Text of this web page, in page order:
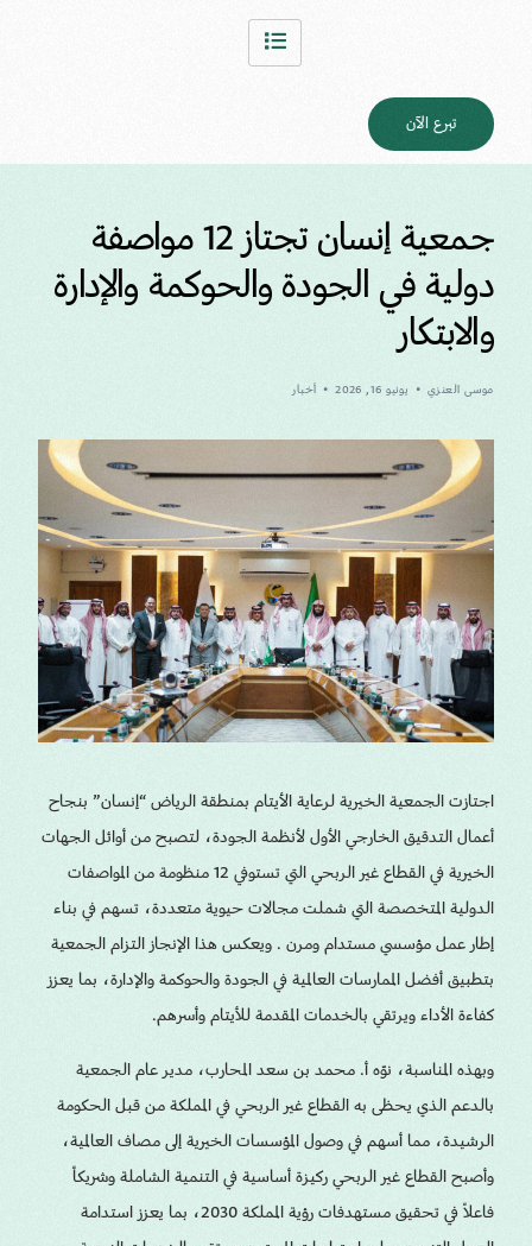
تبرع الآن
جمعية إنسان تجتاز 12 مواصفة
دولية في الجودة والحوكمة والإدارة
والابتكار
موسى العنزي يونيو 16, 2026 أخبار
اجتازت الجمعية الخيرية لرعاية الأيتام بمنطقة الرياض “إنسان” بنجاح
أعمال التدقيق الخارجي الأول لأنظمة الجودة، لتصبح من أوائل الجهات
الخيرية في القطاع غير الربحي التي تستوفي 12 منظومة من المواصفات
الدولية المتخصصة التي شملت مجالات حيوية متعددة، تسهم في بناء
إطار عمل مؤسسي مستدام ومرن . ويعكس هذا الإنجاز التزام الجمعية
بتطبيق أفضل الممارسات العالمية في الجودة والحوكمة والإدارة، بما يعزز
كفاءة الأداء ويرتقي بالخدمات المقدمة للأيتام وأسرهم.
وبهذه المناسبة، نوّه أ. محمد بن سعد المحارب، مدير عام الجمعية
بالدعم الذي يحظى به القطاع غير الربحي في المملكة من قبل الحكومة
الرشيدة، مما أسهم في وصول المؤسسات الخيرية إلى مصاف العالمية،
وأصبح القطاع غير الربحي ركيزة أساسية في التنمية الشاملة وشريكاً
فاعلاً في تحقيق مستهدفات رؤية المملكة 2030، بما يعزز استدامة